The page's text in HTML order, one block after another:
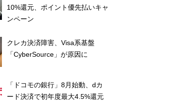
10%還元、ポイント優先払いキャ
ンペーン
クレカ決済障害、Visa系基盤
「CyberSource」が原因に
「ドコモの銀行」8月始動、dカ
ード決済で初年度最大4.5%還元